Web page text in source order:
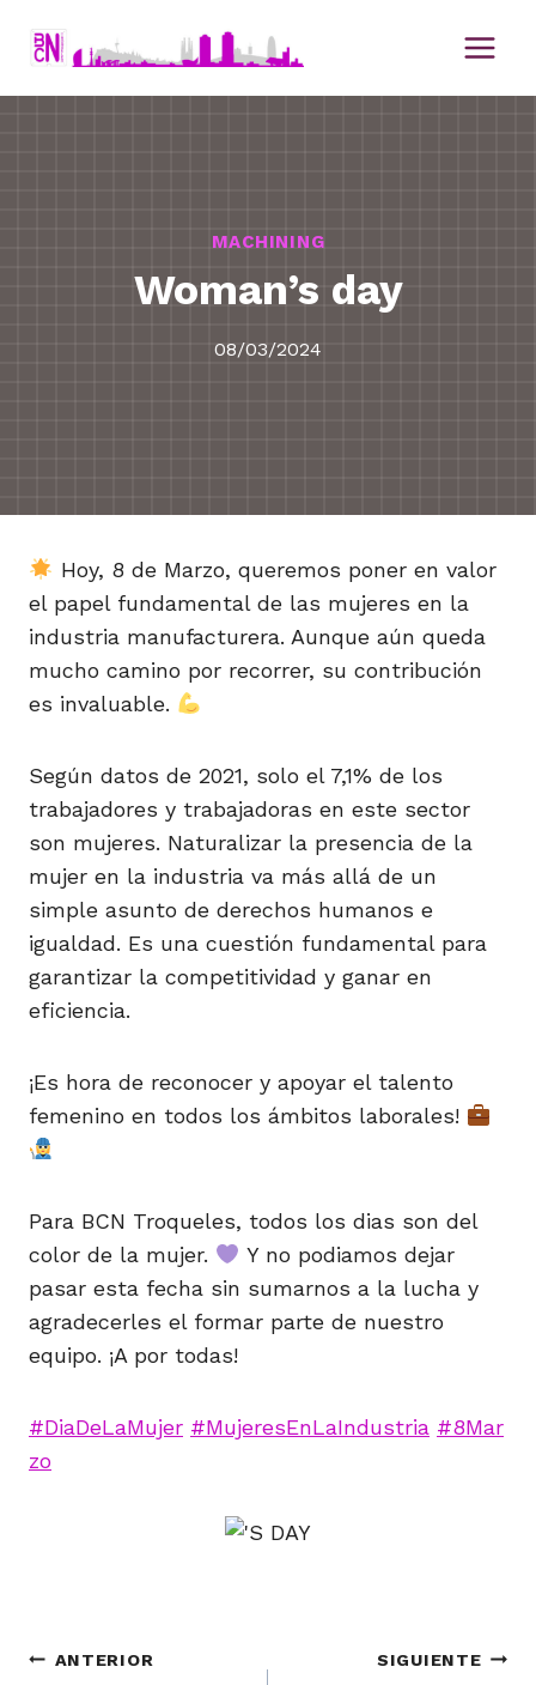
MACHINING
Woman’s day
08/03/2024
Hoy, 8 de Marzo, queremos poner en valor
el papel fundamental de las mujeres en la
industria manufacturera. Aunque aún queda
mucho camino por recorrer, su contribución
es invaluable.
Según datos de 2021, solo el 7,1% de los
trabajadores y trabajadoras en este sector
son mujeres. Naturalizar la presencia de la
mujer en la industria va más allá de un
simple asunto de derechos humanos e
igualdad. Es una cuestión fundamental para
garantizar la competitividad y ganar en
eficiencia.
¡Es hora de reconocer y apoyar el talento
femenino en todos los ámbitos laborales!
Para BCN Troqueles, todos los dias son del
color de la mujer.
Y no podiamos dejar
pasar esta fecha sin sumarnos a la lucha y
agradecerles el formar parte de nuestro
equipo. ¡A por todas!
#DiaDeLaMujer #MujeresEnLaIndustria #8Mar
zo
Navegación
ANTERIOR SIGUIENTE